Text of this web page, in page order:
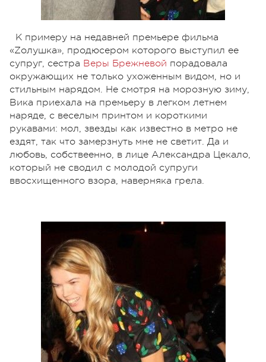
К примеру на недавней премьере фильма
«Zолушка», продюсером которого выступил ее
супруг, сестра Веры Брежневой порадовала
окружающих не только ухоженным видом, но и
стильным нарядом. Не смотря на морозную зиму,
Вика приехала на премьеру в легком летнем
наряде, с веселым принтом и короткими
рукавами: мол, звезды как известно в метро не
ездят, так что замерзнуть мне не светит. Да и
любовь, собствеенно, в лице Александра Цекало,
который не сводил с молодой супруги
ввосхищенного взора, наверняка грела.